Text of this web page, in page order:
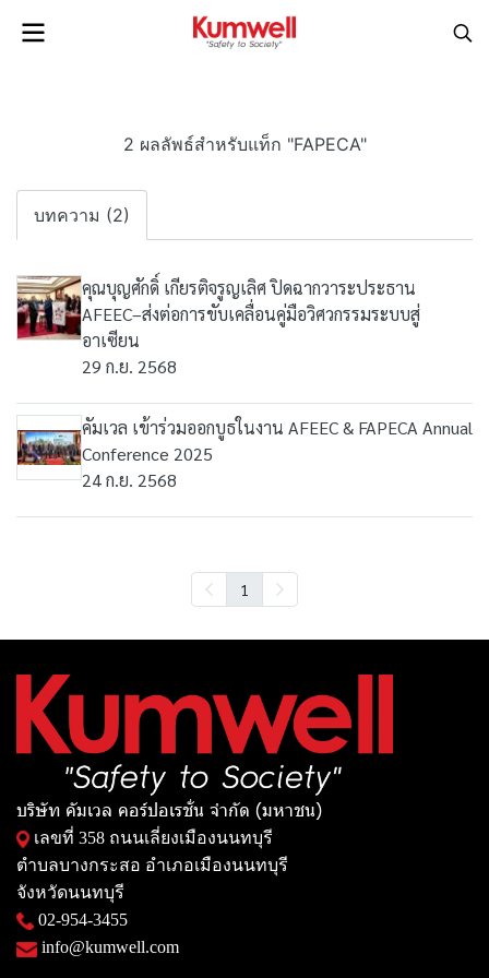
2 ผลลัพธ์สำหรับแท็ก "FAPECA"
บทความ (2)
คุณบุญศักดิ์ เกียรติจรูญเลิศ ปิดฉากวาระประธาน
AFEEC–ส่งต่อการขับเคลื่อนคู่มือวิศวกรรมระบบสู่
อาเซียน
29 ก.ย. 2568
คัมเวล เข้าร่วมออกบูธในงาน AFEEC & FAPECA Annual
Conference 2025
24 ก.ย. 2568
1
บริษัท คัมเวล คอร์ปอเรชั่น จำกัด (มหาชน)
เลขที่ 358 ถนนเลี่ยงเมืองนนทบุรี
ตำบลบางกระสอ อำเภอเมืองนนทบุรี
จังหวัดนนทบุรี
02-954-3455
info@kumwell.com